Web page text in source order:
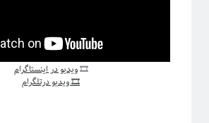
🎞ویدیو در اینستاگرام
🎞 ویدیو درتلگرام